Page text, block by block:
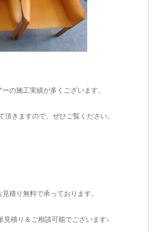
の施工実績が多くございます。
頂きますので、ぜひご覧ください。
積り無料で承っております。
見積り＆ご相談可能でございます↓